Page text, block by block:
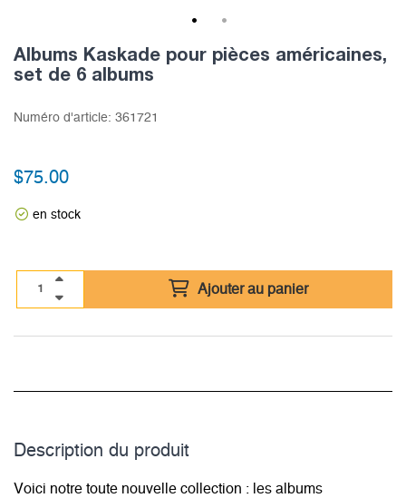
Albums Kaskade pour pièces américaines,
set de 6 albums
Numéro d'article: 361721
$75.00
en stock
Ajouter au panier
Description du­ produit
Voici notre toute nouvelle collection : les albums